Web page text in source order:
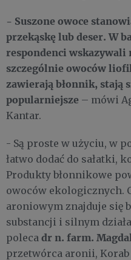
- Suszone owoce
przekąskę lub deser. W
respondenci wskazywali
szczególnie owoców
zawierają błonnik, stają
popularniejsze – mówi
Kantar.
- Są proste w użyciu, w
łatwo dodać do sałatki,
Produkty błonnikowe
owoców ekologicznych.
aroniowym znajduje się
substancji i silnym
poleca dr n. farm.
przetwórca aronii, Korab